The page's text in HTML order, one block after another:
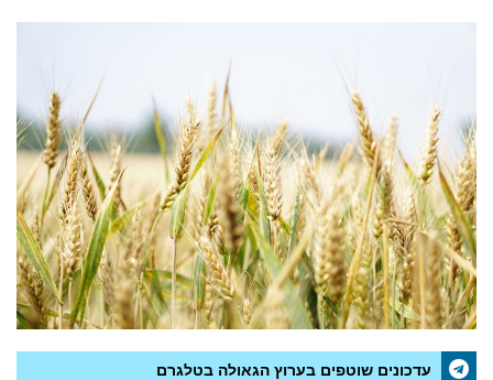
עדכונים שוטפים בערוץ הגאולה בטלגרם